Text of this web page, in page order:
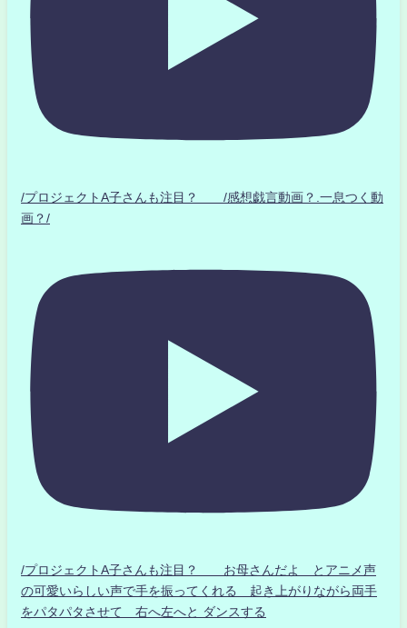
/プロジェクトA子さんも注目？ /感想戯言動画？.一息つく動
画？/
/プロジェクトA子さんも注目？ お母さんだよ とアニメ声
の可愛いらしい声で手を振ってくれる 起き上がりながら両手
をパタパタさせて 右へ左へと ダンスする